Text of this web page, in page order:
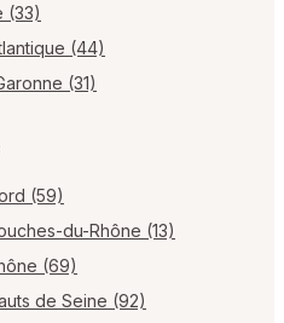
(33)
(44)
(31)
(59)
du-Rhône (13)
(69)
de Seine (92)